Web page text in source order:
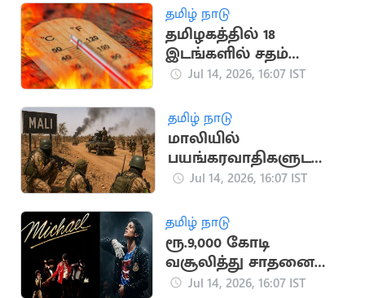
தமிழ் நாடு
தமிழகத்தில் 18
இடங்களில் சதம்
அடித்த கோடை
Jul 14, 2026, 16:07 IST
தமிழ் நாடு
மாலியில்
பயங்கரவாதிகளுடனா
ன மோதலில் 30
Jul 14, 2026, 16:07 IST
தமிழ் நாடு
ரூ.9,000 கோடி
வசூலித்து சாதனை
படைத்த மைக்கேல்
Jul 14, 2026, 16:07 IST